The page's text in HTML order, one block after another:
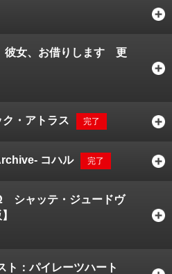
彼女、お借りします 更
・アトラス 完了
コハル 完了
シャッテ・ジュードヴ
：パイレーツハート